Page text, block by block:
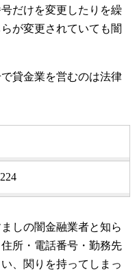
だけを変更したりを繰
が変更されていても闇
貸金業を営むのは法律
しの闇金融業者と知ら
所・電話番号・勤務先
、関りを持ってしまっ